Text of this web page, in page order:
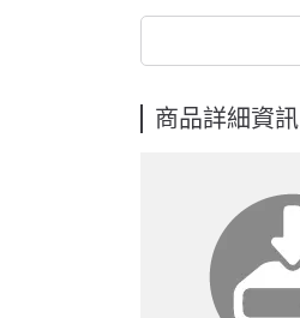
商品詳細資訊